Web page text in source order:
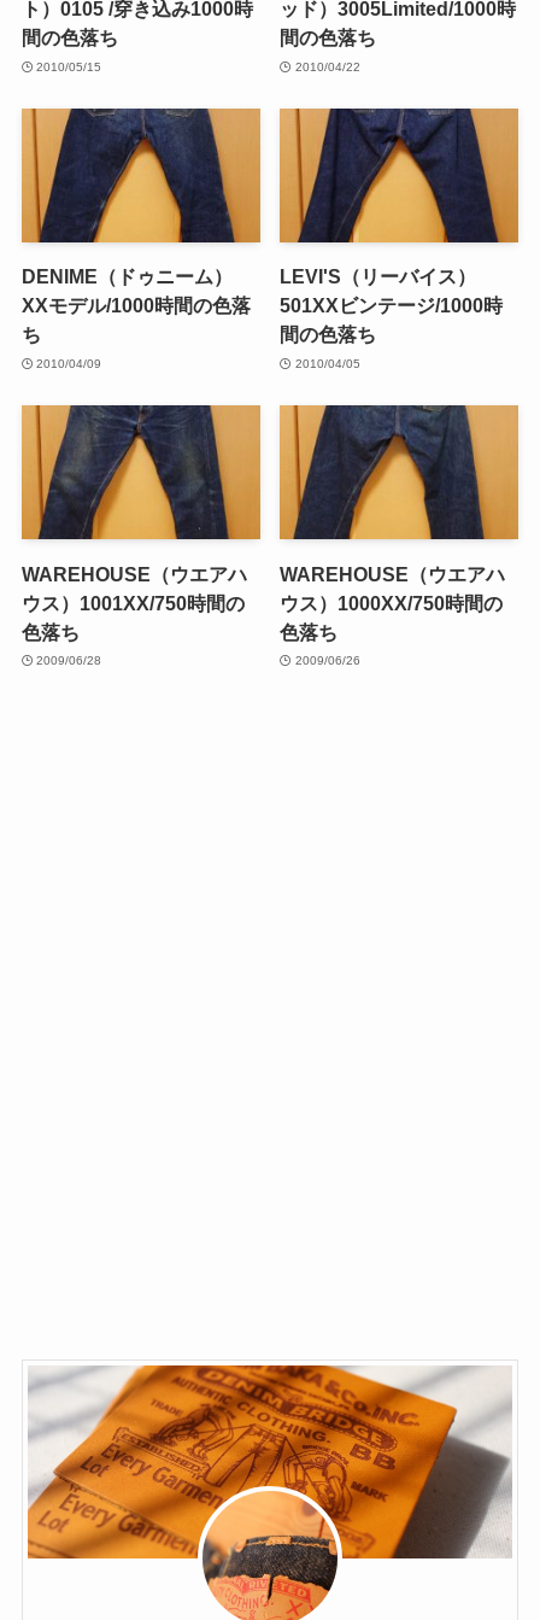
ト）0105 /穿き込み1000時
間の色落ち
2010/05/15
ッド）3005Limited/1000時
間の色落ち
2010/04/22
DENIME（ドゥニーム）
XXモデル/1000時間の色落
ち
2010/04/09
LEVI'S（リーバイス）
501XXビンテージ/1000時
間の色落ち
2010/04/05
WAREHOUSE（ウエアハ
ウス）1001XX/750時間の
色落ち
2009/06/28
WAREHOUSE（ウエアハ
ウス）1000XX/750時間の
色落ち
2009/06/26